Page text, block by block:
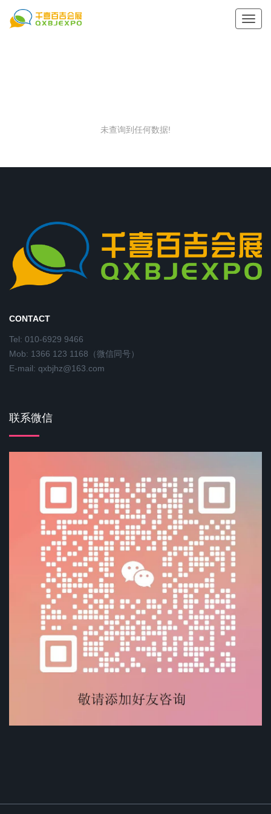
切
未查询到任何数据!
CONTACT
Tel: 010-6929 9466
Mob: 1366 123 1168（微信同号）
E-mail: qxbjhz@163.com
联系微信